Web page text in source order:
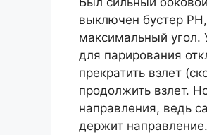
выключен бустер
максимальный угол.
для парирования
прекратить взлет
продолжить взлет.
направления, ведь
держит направление.